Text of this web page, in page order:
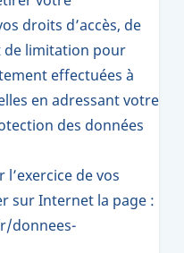
droits d’accès, de
de limitation pour
effectuées à
en adressant votre
des données
de vos
sur Internet la page :
donnees-